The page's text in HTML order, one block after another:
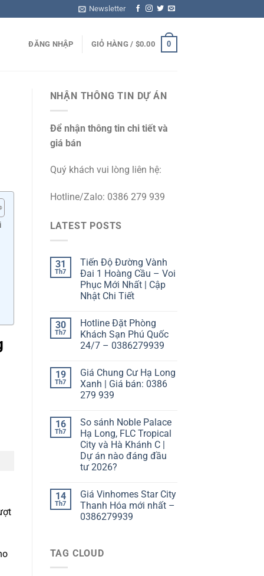
Newsletter
ĐĂNG NHẬP GIỎ HÀNG / $0.00 0
NHẬN THÔNG TIN DỰ ÁN
Để nhận thông tin chi tiết và
giá bán
Quý khách vui lòng liên hệ:
Hotline/Zalo: 0386 279 939
LATEST POSTS
31
Th7
Tiến Độ Đường Vành
Đai 1 Hoàng Cầu – Voi
Phục Mới Nhất | Cập
Nhật Chi Tiết
30
Th7
Hotline Đặt Phòng
Khách Sạn Phú Quốc
24/7 – 0386279939
19
Th7
Giá Chung Cư Hạ Long
Xanh | Giá bán: 0386
279 939
16
Th7
So sánh Noble Palace
Hạ Long, FLC Tropical
City và Hà Khánh C |
Dự án nào đáng đầu
tư 2026?
14
Th7
Giá Vinhomes Star City
Thanh Hóa mới nhất –
0386279939
TAG CLOUD